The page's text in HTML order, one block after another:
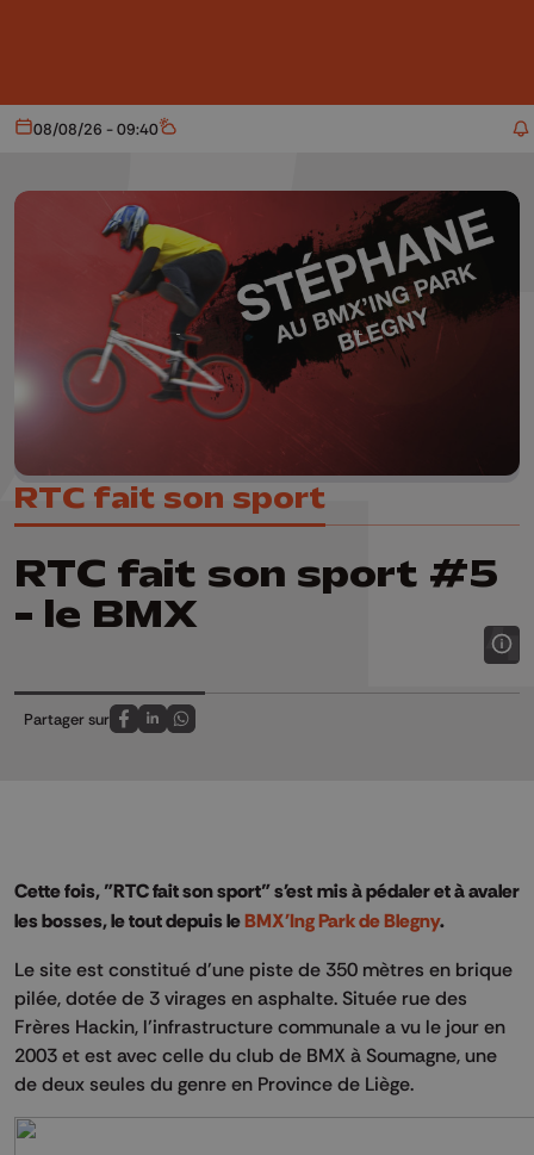
Aujourd'hui
08/08/26 - 09:40 Météo
RTC fait son sport
RTC fait son sport #5
- le BMX
Partager sur
Partagez sur FaceBook
Partagez sur LinkedIn
Partagez sur Whatsapp
Cette fois, "RTC fait son sport" s'est mis à pédaler et à avaler
les bosses, le tout depuis leBMX'Ing Park de Blegny.
Le site est constitué d'une piste de 350 mètres en brique
pilée, dotée de 3 virages en asphalte. Située rue des
Frères Hackin, l’infrastructure communale a vu le jour en
2003 et est avec celle du club de BMX à Soumagne, une
de deux seules du genre en Province de Liège.